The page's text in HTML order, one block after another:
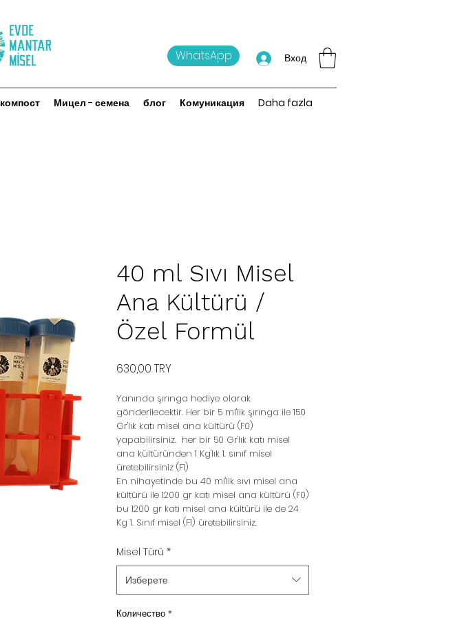
WhatsApp Вход
компост Мицел - семена блог Комуникация Daha fazla
40 ml Sıvı Misel
Ana Kültürü /
Özel Formül
630,00 TRYЦена
Yanında şırınga hediye olarak
gönderilecektir. Her bir 5 ml'lik şırınga ile 150
Gr'lık katı misel ana kültürü (F0)
yapabilirsiniz. her bir 50 Gr'lık katı misel
ana kültüründen 1 Kg'lık 1. sınıf misel
üretebilirsiniz (F1)
En nihayetinde bu 40 ml'lik sıvı misel ana
kültürü ile 1200 gr katı misel ana kültürü (F0)
bu 1200 gr katı misel ana kültürü ile de 24
Kg 1. Sınıf misel (F1) üretebilirsiniz.
Misel Türü *
Изберете
Количество *